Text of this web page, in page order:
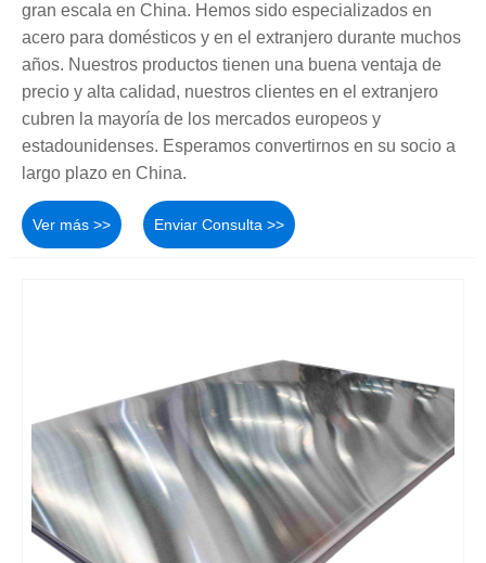
gran escala en China. Hemos sido especializados en
acero para domésticos y en el extranjero durante muchos
años. Nuestros productos tienen una buena ventaja de
precio y alta calidad, nuestros clientes en el extranjero
cubren la mayoría de los mercados europeos y
estadounidenses. Esperamos convertirnos en su socio a
largo plazo en China.
Ver más >> Enviar Consulta >>